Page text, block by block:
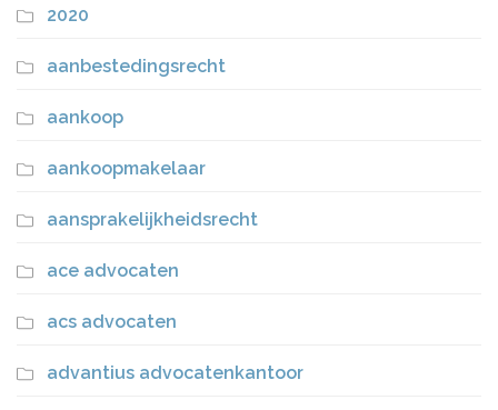
2020
aanbestedingsrecht
aankoop
aankoopmakelaar
aansprakelijkheidsrecht
ace advocaten
acs advocaten
advantius advocatenkantoor